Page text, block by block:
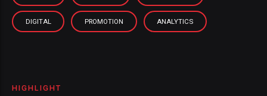
DIGITAL PROMOTION ANALYTICS
HIGHLIGHT